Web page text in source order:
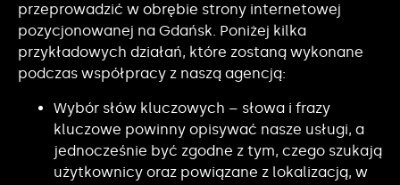
przeprowadzić w obrębie strony internetowej
pozycjonowanej na Gdańsk. Poniżej kilka
przykładowych działań, które zostaną wykonane
podczas współpracy z naszą agencją:
Wybór słów kluczowych – słowa i frazy
kluczowe powinny opisywać nasze usługi, a
jednocześnie być zgodne z tym, czego szukają
użytkownicy oraz powiązane z lokalizacją, w